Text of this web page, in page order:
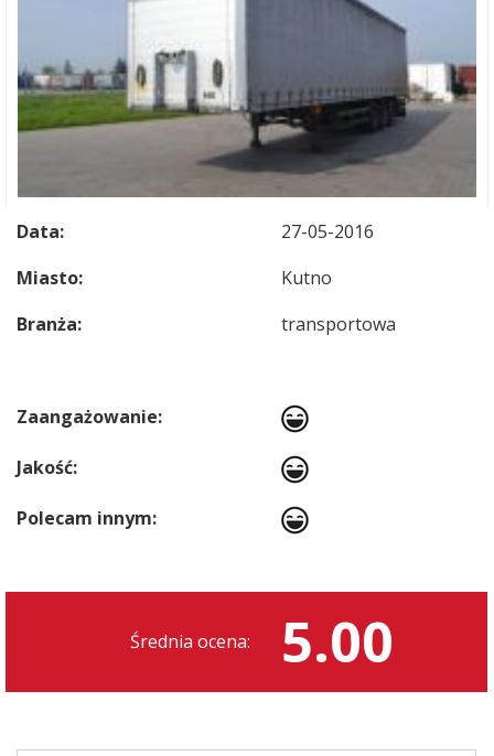
Data:
27-05-2016
Miasto:
Kutno
Branża:
transportowa
Zaangażowanie:
Jakość:
Polecam innym:
Średnia ocena: 5.00